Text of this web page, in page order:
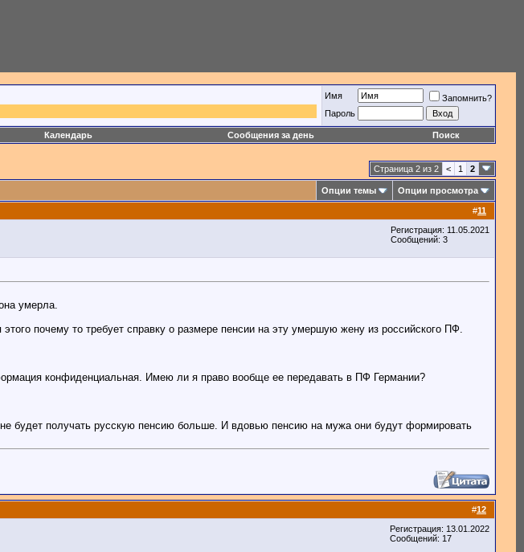
Имя
Запомнить?
Пароль
Календарь Сообщения за день Поиск
Страница 2 из 2 < 1 2
Опции темы Опции просмотра
#11
Регистрация: 11.05.2021
Сообщений: 3
умерла.
почему то требует справку о размере пенсии на эту умершую жену из российского ПФ.
конфиденциальная. Имею ли я право вообще ее передавать в ПФ Германии?
будет получать русскую пенсию больше. И вдовью пенсию на мужа они будут формировать
#12
Регистрация: 13.01.2022
Сообщений: 17